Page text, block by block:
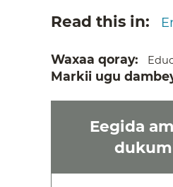
Read this in
Waxaa qoray
Markii ugu
Eegida